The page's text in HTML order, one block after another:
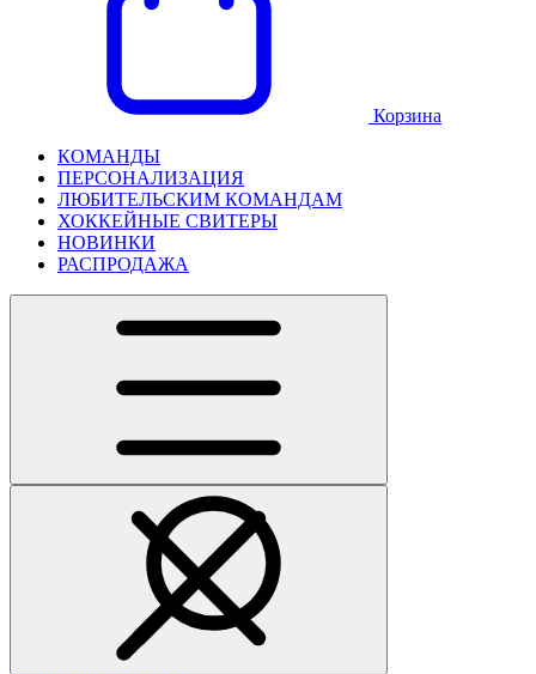
Корзина
КОМАНДЫ
ПЕРСОНАЛИЗАЦИЯ
ЛЮБИТЕЛЬСКИМ КОМАНДАМ
ХОККЕЙНЫЕ СВИТЕРЫ
НОВИНКИ
РАСПРОДАЖА